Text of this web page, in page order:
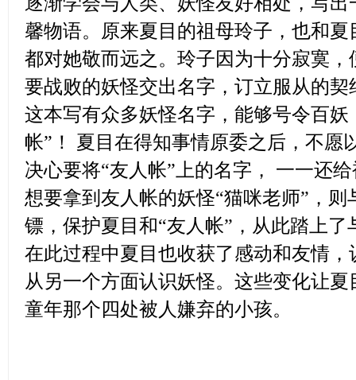
馨物语。原来夏目的祖母玲子，也和
都对她敬而远之。玲子因为十分寂寞
要战败的妖怪交出名字，订立服从的
这本写有众多妖怪名字，能够号令百
帐”！ 夏目在得知事情原委之后，不愿
决心要将“友人帐”上的名字， 一一还
想要拿到友人帐的妖怪“猫咪老师”，
镖，保护夏目和“友人帐”，从此踏上
在此过程中夏目也收获了感动和友情
从另一个方面认识妖怪。这些变化让
童年那个四处被人嫌弃的小孩。